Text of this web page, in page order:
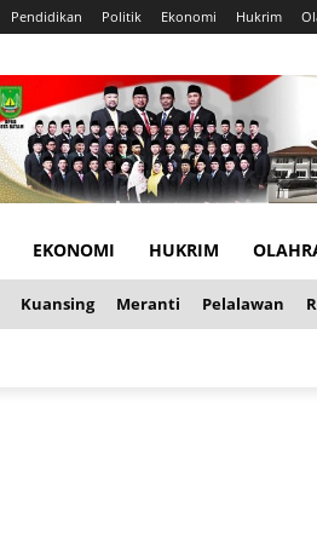
Pendidikan Politik Ekonomi Hukrim
EKONOMI HUKRIM
Kuansing Meranti Pelalawan